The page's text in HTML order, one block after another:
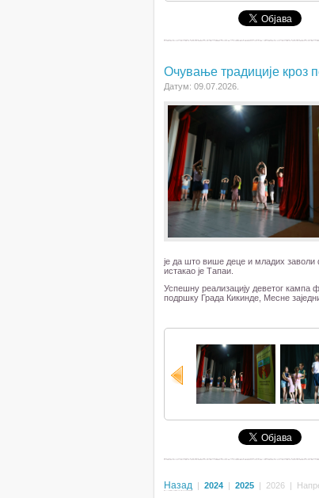
Очување традиције кроз
Датум: 09.07.2026.
је да што више деце и младих заволи
истакао је Тапаи.
Успешну реализацију деветог кампа
подршку Града Кикинде, Месне
Назад | 2024 | 2025 | 2026 |